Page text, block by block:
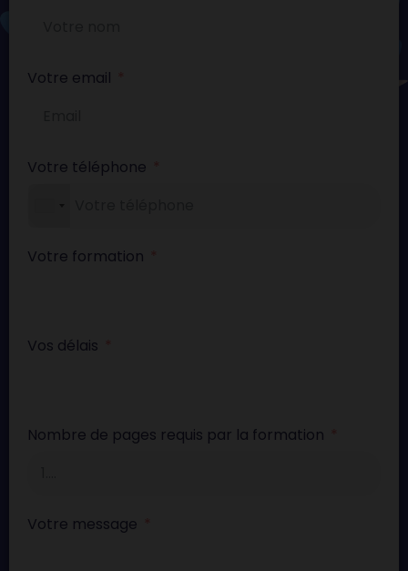
Votre email
Votre téléphone
Votre formation
Vos délais
Nombre de pages requis par la formation
Votre message